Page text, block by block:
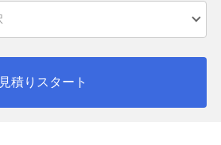
見積りスタート